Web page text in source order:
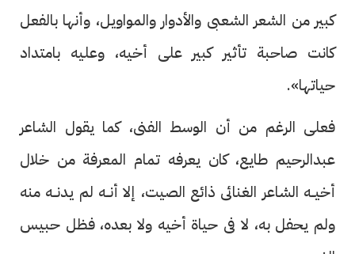
كبير من الشعر الشعبى والأدوار والمواويل، وأنها بالفعل
كانت صاحبة تأثير كبير على أخيه، وعليه بامتداد
حياتها».
فعلى الرغم من أن الوسط الفنى، كما يقول الشاعر
عبدالرحيم طايع، كان يعرفه تمام المعرفة من خلال
أخيــه الشاعر الغنائى ذائع الصيت، إلا أنــه لم يدنــه منه
ولم يحفل به، لا فى حياة أخيه ولا بعده، فظل حبيس